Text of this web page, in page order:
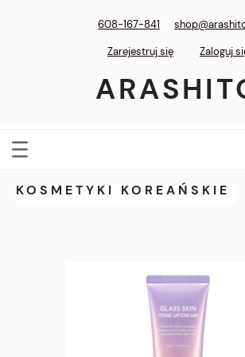
608-167-841
Zarejestruj się
Zaloguj
KOSMETYKI KOREAŃSKIE